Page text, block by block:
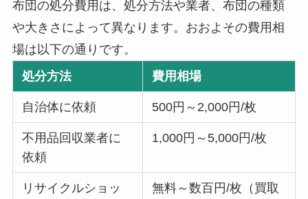
布団の処分費用は、処分方法や業者、布団の種類
や大きさによって異なります。おおよその費用相
場は以下の通りです。
処分方法
費用相場
自治体に依頼 500円～2,000円/枚
不用品回収業者に
依頼
1,000円～5,000円/枚
リサイクルショッ
無料～数百円/枚（買取